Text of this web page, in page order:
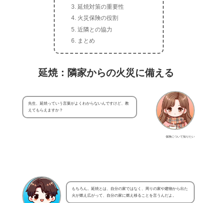
延焼対策の重要性
火災保険の役割
近隣との協力
まとめ
延焼：隣家からの火災に備える
保険について知りたい
先生、延焼っていう言葉がよくわからないんですけど、教
えてもらえますか？
もちろん。延焼とは、自分の家ではなく、周りの家や建物から出た
火が燃え広がって、自分の家に燃え移ることを言うんだよ。